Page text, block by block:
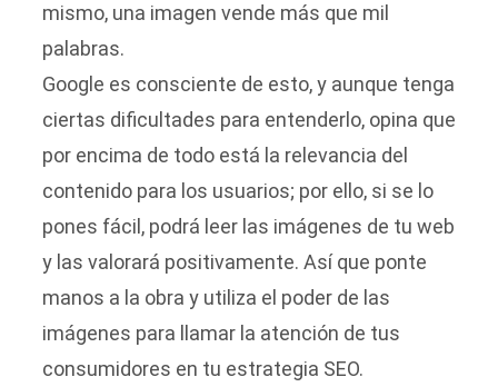
mismo, una imagen vende más que mil
palabras.
Google es consciente de esto, y aunque tenga
ciertas dificultades para entenderlo, opina que
por encima de todo está la relevancia del
contenido para los usuarios; por ello, si se lo
pones fácil, podrá leer las imágenes de tu web
y las valorará positivamente. Así que ponte
manos a la obra y utiliza el poder de las
imágenes para llamar la atención de tus
consumidores en tu estrategia SEO.